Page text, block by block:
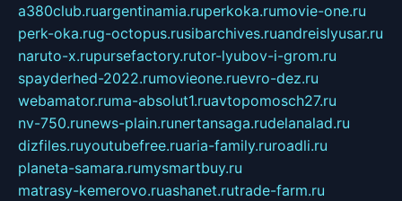
a380club.ruargentinamia.ruperkoka.rumovie-one.ru
perk-oka.rug-octopus.rusibarchives.ruandreislyusar.ru
naruto-x.rupursefactory.rutor-lyubov-i-grom.ru
spayderhed-2022.rumovieone.ruevro-dez.ru
webamator.ruma-absolut1.ruavtopomosch27.ru
nv-750.runews-plain.runertansaga.rudelanalad.ru
dizfiles.ruyoutubefree.ruaria-family.ruroadli.ru
planeta-samara.rumysmartbuy.ru
matrasy-kemerovo.ruashanet.rutrade-farm.ru